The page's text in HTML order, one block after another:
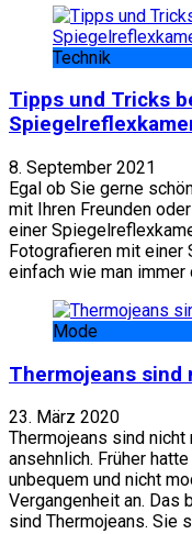
Technik
Tipps und Tricks
8. September 2021
Egal ob Sie gerne
mit Ihren Freunden
einer
Fotografieren mit einer
einfach wie man immer
Mode
Thermojeans sind
23. März 2020
Thermojeans sind nicht
ansehnlich. Früher
unbequem und nicht
Vergangenheit an.
sind Thermojeans. Sie